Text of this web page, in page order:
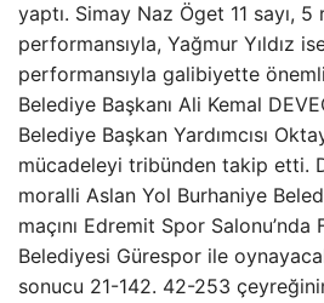
yaptı. Simay Naz Öget 11 sayı,
performansıyla, Yağmur Yıldız
performansıyla galibiyette
Belediye Başkanı Ali Kemal
Belediye Başkan Yardımcısı
mücadeleyi tribünden takip etti.
moralli Aslan Yol Burhaniye
maçını Edremit Spor
Belediyesi Gürespor ile
sonucu 21-142. 42-253